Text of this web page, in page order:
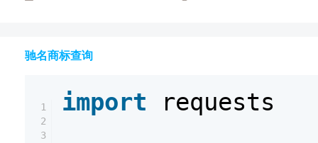
驰名商标查询
1
2
3
import requests